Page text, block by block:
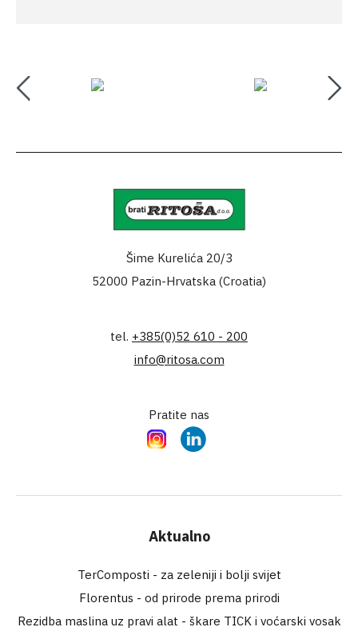
Šime Kurelića 20/3
52000 Pazin-Hrvatska (Croatia)
tel. +385(0)52 610 - 200
info@ritosa.com
Pratite nas
InstagramLinkedIn
Aktualno
TerComposti - za zeleniji i bolji svijet
Florentus - od prirode prema prirodi
Rezidba maslina uz pravi alat - škare TICK i voćarski vosak